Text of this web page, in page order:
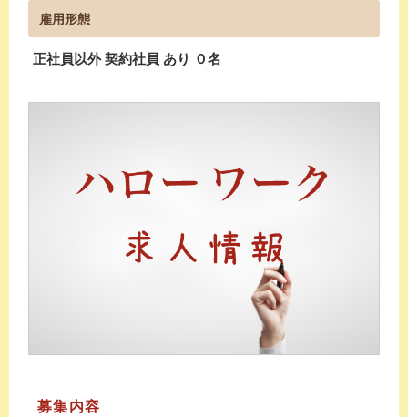
雇用形態
正社員以外 契約社員 あり ０名
募集内容